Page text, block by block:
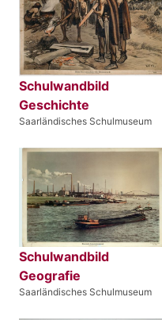
Schulwandbild
Geschichte
Saarländisches Schulmuseum
Schulwandbild
Geografie
Saarländisches Schulmuseum